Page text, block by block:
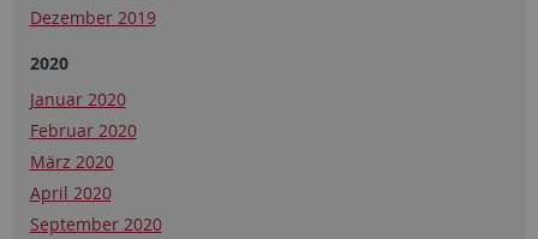
Dezember 2019
2020
Januar 2020
Februar 2020
März 2020
April 2020
September 2020